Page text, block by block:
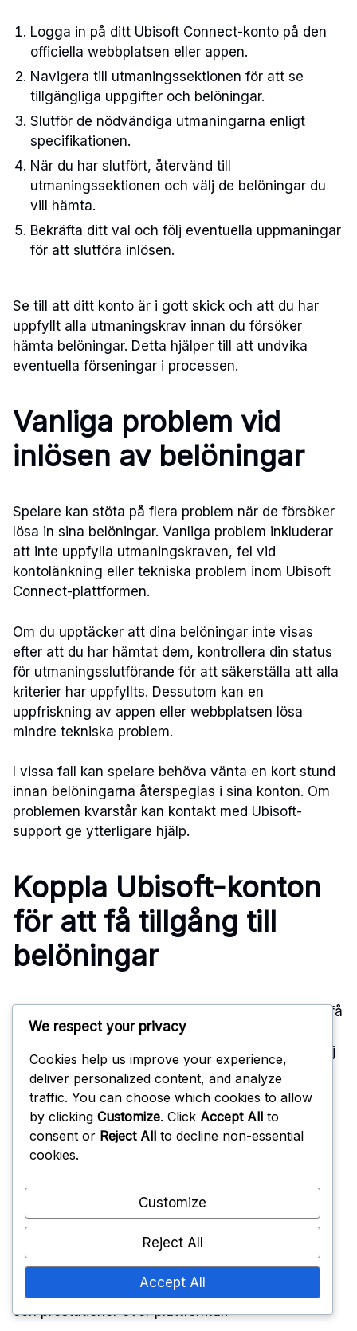
Logga in på ditt Ubisoft Connect-konto på den
officiella webbplatsen eller appen.
Navigera till utmaningssektionen för att se
tillgängliga uppgifter och belöningar.
Slutför de nödvändiga utmaningarna enligt
specifikationen.
När du har slutfört, återvänd till
utmaningssektionen och välj de belöningar du
vill hämta.
Bekräfta ditt val och följ eventuella uppmaningar
för att slutföra inlösen.
Se till att ditt konto är i gott skick och att du har
uppfyllt alla utmaningskrav innan du försöker
hämta belöningar. Detta hjälper till att undvika
eventuella förseningar i processen.
Vanliga problem vid
inlösen av belöningar
Spelare kan stöta på flera problem när de försöker
lösa in sina belöningar. Vanliga problem inkluderar
att inte uppfylla utmaningskraven, fel vid
kontolänkning eller tekniska problem inom Ubisoft
Connect-plattformen.
Om du upptäcker att dina belöningar inte visas
efter att du har hämtat dem, kontrollera din status
för utmaningsslutförande för att säkerställa att alla
kriterier har uppfyllts. Dessutom kan en
uppfriskning av appen eller webbplatsen lösa
mindre tekniska problem.
I vissa fall kan spelare behöva vänta en kort stund
innan belöningarna återspeglas i sina konton. Om
problemen kvarstår kan kontakt med Ubisoft-
support ge ytterligare hjälp.
Koppla Ubisoft-konton
för att få tillgång till
belöningar
Att koppla ditt Ubisoft-konto är avgörande för att få
tillgång till belöningar. För att göra detta, gå till
kontoinställningarna inom Ubisoft Connect och följ
uppmaningarna för att koppla relevanta
spelkonton, såsom PlayStation, Xbox eller PC-
plattformar.
Se till att du är inloggad på rätt Ubisoft-konto som
eventuella problem när du hämtar belöningar
kopplade till specifika plattformar.
Kontolänkning underlättar inte bara tillgången till
belöningar utan förbättrar också din övergripande
spelupplevelse genom att synkronisera framsteg
och prestationer över plattformar.
We respect your privacy
Cookies help us improve your experience,
deliver personalized content, and analyze
traffic. You can choose which cookies to allow
by clicking Customize. Click Accept All to
consent or Reject All to decline non-essential
cookies.
Customize
Reject All
Accept All